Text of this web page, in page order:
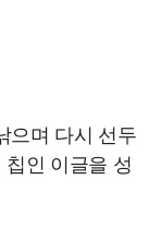
으며 다시 선두
칩인 이글을 성